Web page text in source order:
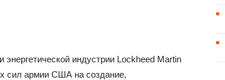
энергетической индустрии Lockheed Martin
сил армии США на создание,